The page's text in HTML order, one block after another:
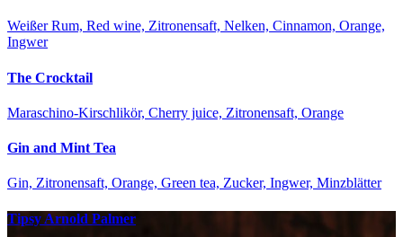
Weißer Rum, Red wine, Zitronensaft, Nelken, Cinnamon, Orange,
Ingwer
The Crocktail
Maraschino-Kirschlikör, Cherry juice, Zitronensaft, Orange
Gin and Mint Tea
Gin, Zitronensaft, Orange, Green tea, Zucker, Ingwer, Minzblätter
Tipsy Arnold Palmer